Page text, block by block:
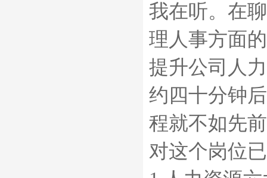
我在听。在
理人事方面
提升公司人
约四十分钟
程就不如先
对这个岗位